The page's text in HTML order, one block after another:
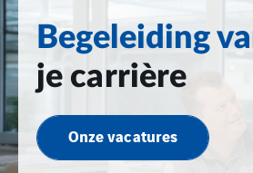
Begeleiding
je carrière
Onze vacatures